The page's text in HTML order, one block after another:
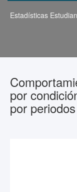
Estadísticas
por
por